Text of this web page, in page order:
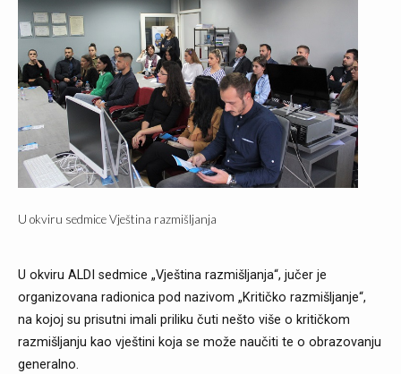
U okviru sedmice Vještina razmišljanja
U okviru ALDI sedmice „Vještina razmišljanja“, jučer je
organizovana radionica pod nazivom „Kritičko razmišljanje“,
na kojoj su prisutni imali priliku čuti nešto više o kritičkom
razmišljanju kao vještini koja se može naučiti te o obrazovanju
generalno.